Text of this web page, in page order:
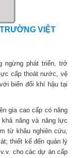
VIỆT
ngừng phát triển, trở
cấp thoát nước, vệ
biến đổi khí hậu tại
gia cao cấp có năng
năng và năng lực
từ khâu nghiên cứu,
thiết kế đến quản lý
cho các dự án cấp